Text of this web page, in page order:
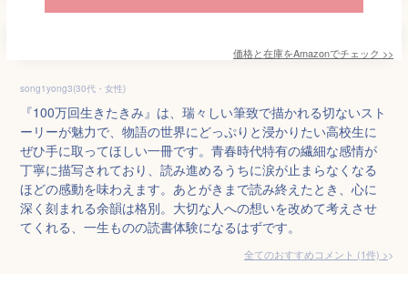
価格と在庫をAmazonでチェック >>
song1yong3(30代・女性)
『100万回生きたきみ』は、瑞々しい筆致で描かれる切ないスト
ーリーが魅力で、物語の世界にどっぷりと浸かりたい高校生に
ぜひ手に取ってほしい一冊です。青春時代特有の繊細な感情が
丁寧に描写されており、読み進めるうちに涙が止まらなくなる
ほどの感動を味わえます。あとがきまで読み終えたとき、心に
深く刻まれる余韻は格別。大切な人への想いを改めて考えさせ
てくれる、一生ものの読書体験になるはずです。
全てのおすすめコメント (1件) >